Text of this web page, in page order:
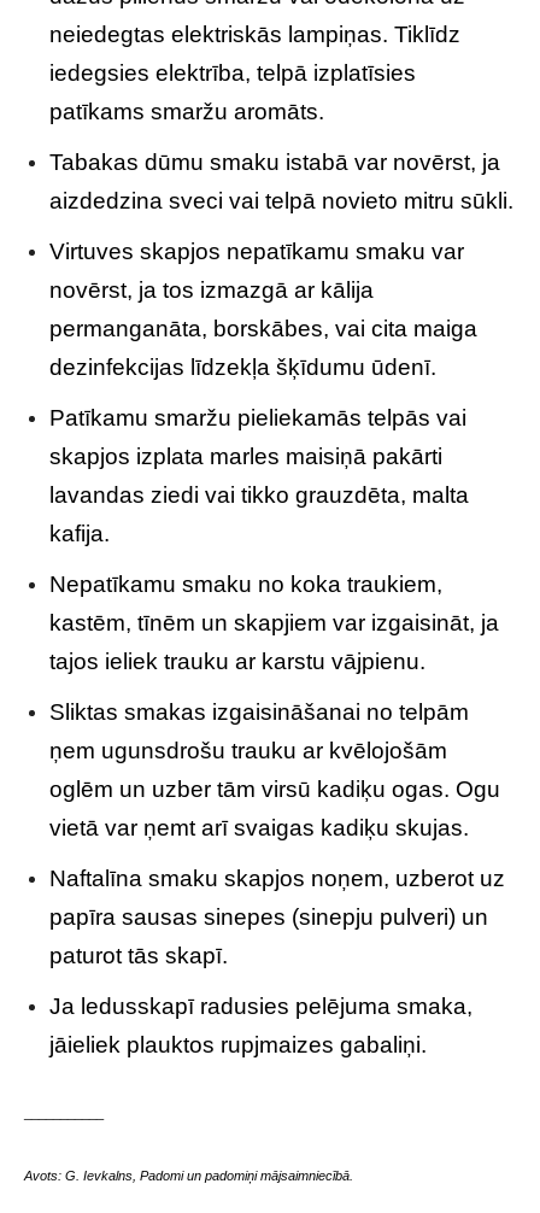
neiedegtas elektriskās lampiņas. Tiklīdz
iedegsies elektrība, telpā izplatīsies
patīkams smaržu aromāts.
Tabakas dūmu smaku istabā var novērst, ja
aizdedzina sveci vai telpā novieto mitru sūkli.
Virtuves skapjos nepatīkamu smaku var
novērst, ja tos izmazgā ar kālija
permanganāta, borskābes, vai cita maiga
dezinfekcijas līdzekļa šķīdumu ūdenī.
Patīkamu smaržu pieliekamās telpās vai
skapjos izplata marles maisiņā pakārti
lavandas ziedi vai tikko grauzdēta, malta
kafija.
Nepatīkamu smaku no koka traukiem,
kastēm, tīnēm un skapjiem var izgaisināt, ja
tajos ieliek trauku ar karstu vājpienu.
Sliktas smakas izgaisināšanai no telpām
ņem ugunsdrošu trauku ar kvēlojošām
oglēm un uzber tām virsū kadiķu ogas. Ogu
vietā var ņemt arī svaigas kadiķu skujas.
Naftalīna smaku skapjos noņem, uzberot uz
papīra sausas sinepes (sinepju pulveri) un
paturot tās skapī.
Ja ledusskapī radusies pelējuma smaka,
jāieliek plauktos rupjmaizes gabaliņi.
Avots: G. Ievkalns, Padomi un padomiņi mājsaimniecībā.